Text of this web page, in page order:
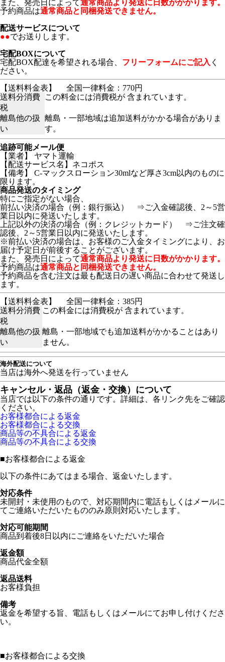
また、発売日によって通常商品より発送に日数がかかります。
予約商品は通常商品と同梱発送できません。
配送サービスについて
●●でお送りします。
宅配BOXについて
宅配BOX配達を希望される場合、 フリーフォームにご記入 く
ださい。
【送料料金表】
全国一律料金：770円
送料分消費
税
この料金には消費税が 含まれています。
離島他の扱
い
離島・一部地域は追加送料がかかる場合がありま
す。
追跡可能メール便
【業者】 ヤマト運輸
【配送サービス名】ネコポス
【備考】
C-マックスローション30mlなど厚さ3cm以内のものに
限ります。
商品発送のタイミング
特にご指定がない場合、
前払い決済の場合（例：銀行振込） ⇒ご入金確認後、2～5営
業日以内に発送いたします。
上記以外の決済の場合（例：クレジットカード） ⇒ご注文確
認後、2～5営業日以内に発送いたします。
※前払い決済の場合は、お客様のご入金タイミングにより、お
届け予定日が前後することがございます。
また、発売日によって通常商品より発送に日数がかかります。
予約商品は通常商品と同梱発送できません。
予約商品を含む注文は最も配送日の遅い商品に合わせて発送し
ます。
【送料料金表】
全国一律料金：385円
送料分消費
税
この料金には消費税が 含まれています。
離島他の扱
い
離島・一部地域でも追加送料がかかることはあり
ません。
海外配送について
当店は海外へ発送を行っていません
キャンセル・返品（返金・交換）について
当店では以下の条件の通りです。詳細は、各リンク先をご確認
ください。
お客様都合による返金
お客様都合による交換
商品等の不具合による返金
商品等の不具合による交換
■お客様都合による返金
以下の条件にあてはまる場合、返金いたします。
対応条件
未開封・未使用のもので、対応期間内に電話もしくはメールに
てご連絡いただいたもののみ原則対応いたします。
対応可能期間
商品到着後8日以内にご連絡をいただいた場合
返金額
商品代金全額
返品送料
お客様負担
備考
返金を希望する旨、電話もしくはメールにてお申し付けくださ
い。
■お客様都合による交換